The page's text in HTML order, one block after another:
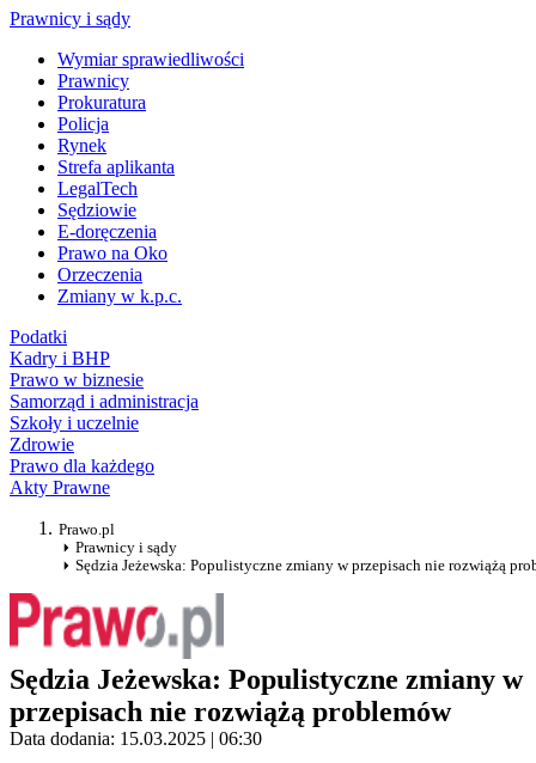
Prawnicy i sądy
Wymiar sprawiedliwości
Prawnicy
Prokuratura
Policja
Rynek
Strefa aplikanta
LegalTech
Sędziowie
E-doręczenia
Prawo na Oko
Orzeczenia
Zmiany w k.p.c.
Podatki
Kadry i BHP
Prawo w biznesie
Samorząd i administracja
Szkoły i uczelnie
Zdrowie
Prawo dla każdego
Akty Prawne
Prawo.pl
Prawnicy i sądy
Sędzia Jeżewska: Populistyczne zmiany w przepisach nie rozwiążą
Sędzia Jeżewska: Populistyczne zmiany w
przepisach nie rozwiążą problemów
Data dodania: 15.03.2025 | 06:30